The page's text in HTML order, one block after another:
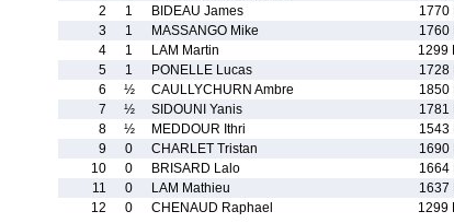
2
1 BIDEAU James 1770
3
1 MASSANGO Mike 1760
4
1 LAM Martin 1299
5
1 PONELLE Lucas 1728
6
½ CAULLYCHURN Ambre 1850
7
½ SIDOUNI Yanis 1781
8
½ MEDDOUR Ithri 1543
9
0 CHARLET Tristan 1690
10
0 BRISARD Lalo 1664
11
0 LAM Mathieu 1637
12
0 CHENAUD Raphael 1299